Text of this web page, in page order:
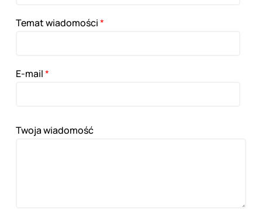
Temat wiadomości*
E-mail*
Twoja wiadomość